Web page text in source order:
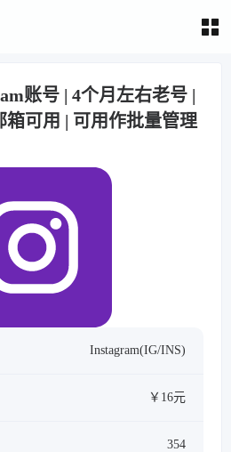
账号 | 4个月左右老号 |
箱可用 | 可用作批量管理
Instagram(IG/INS)
￥16元
354